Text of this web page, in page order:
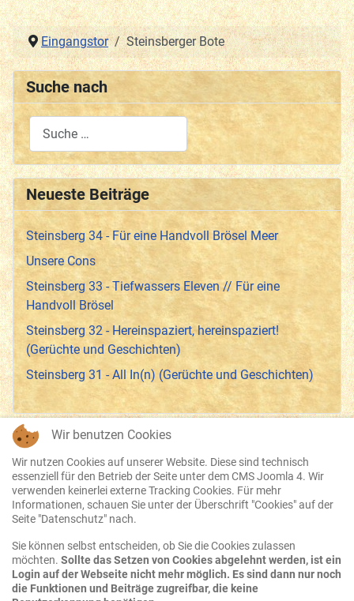
Eingangstor Steinsberger Bote
Suche nach
Type 2 or more characters for results.
Neueste Beiträge
Steinsberg 34 - Für eine Handvoll Brösel Meer
Unsere Cons
Steinsberg 33 - Tiefwassers Eleven // Für eine
Handvoll Brösel
Steinsberg 32 - Hereinspaziert, hereinspaziert!
(Gerüchte und Geschichten)
Steinsberg 31 - All In(n) (Gerüchte und Geschichten)
Datenschutz
Disclaimer
Impressum
AGB
Wir benutzen Cookies
Wir nutzen Cookies auf unserer Website. Diese sind technisch
essenziell für den Betrieb der Seite unter dem CMS Joomla 4. Wir
verwenden keinerlei externe Tracking Cookies. Für mehr
Informationen, schauen Sie unter der Überschrift "Cookies" auf der
Seite "Datenschutz" nach.
Sie können selbst entscheiden, ob Sie die Cookies zulassen
möchten. Sollte das Setzen von Cookies abgelehnt werden, ist ein
Login auf der Webseite nicht mehr möglich. Es sind dann nur noch
die Funktionen und Beiträge zugreifbar, die keine